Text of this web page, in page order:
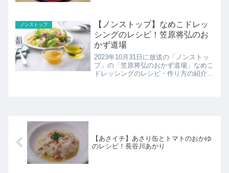
見。簡単いなり餅のレシピ・作り方の紹
介です！
ノンストップ
【ノンストップ】なめこドレッ
シングのレシピ！笠原将弘のお
かず道場
2023年10月31日に放送の「ノンストッ
プ」の「笠原将弘のおかず道場」なめこ
ドレッシングのレシピ・作り方の紹介で
【あさイチ】あさり缶とトマトのおかゆ
のレシピ！長谷川あかり